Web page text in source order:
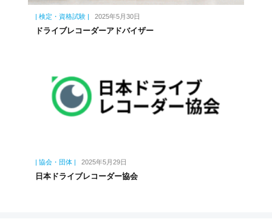
| 検定・資格試験 | 2025年5月30日
ドライブレコーダーアドバイザー
| 協会・団体 | 2025年5月29日
日本ドライブレコーダー協会